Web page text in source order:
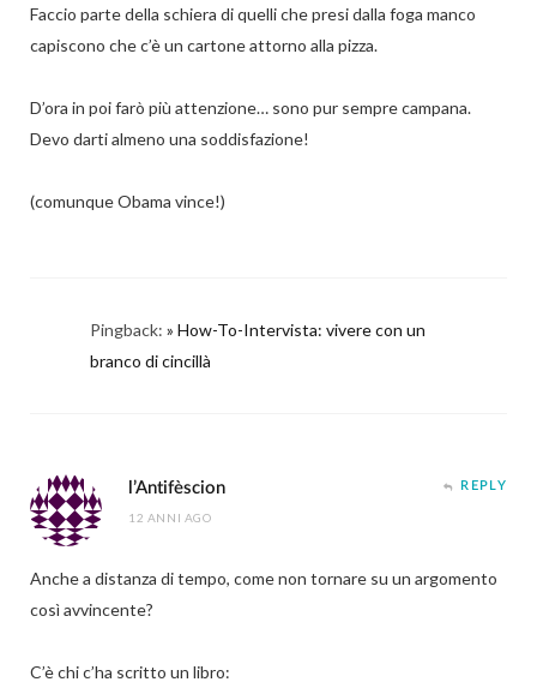
Faccio parte della schiera di quelli che presi dalla foga manco
capiscono che c’è un cartone attorno alla pizza.
D’ora in poi farò più attenzione… sono pur sempre campana.
Devo darti almeno una soddisfazione!
(comunque Obama vince!)
Pingback: » How-To-Intervista: vivere con un
branco di cincillà
l’Antifèscion
12 ANNI AGO
REPLY
Anche a distanza di tempo, come non tornare su un argomento
così avvincente?
C’è chi c’ha scritto un libro: